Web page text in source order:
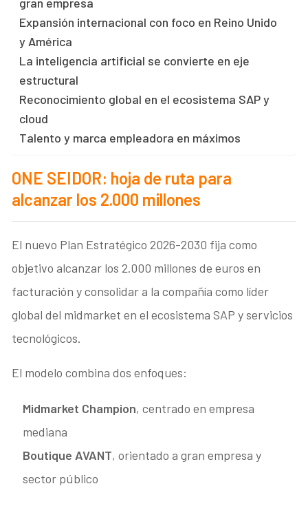
Expansión internacional con foco en Reino Unido
y América
La inteligencia artificial se convierte en eje
estructural
Reconocimiento global en el ecosistema SAP y
cloud
Talento y marca empleadora en máximos
ONE SEIDOR: hoja de ruta para
alcanzar los 2.000 millones
El nuevo Plan Estratégico 2026-2030 fija como
objetivo alcanzar los 2.000 millones de euros en
facturación y consolidar a la compañía como líder
global del midmarket en el ecosistema SAP y servicios
tecnológicos.
El modelo combina dos enfoques:
Midmarket Champion, centrado en empresa
mediana
Boutique AVANT, orientado a gran empresa y
sector público